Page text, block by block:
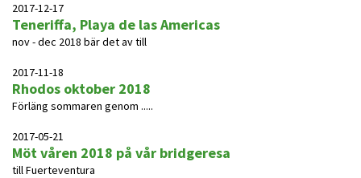
2017-12-17
Teneriffa, Playa de las Americas
nov - dec 2018 bär det av till
2017-11-18
Rhodos oktober 2018
Förläng sommaren genom .....
2017-05-21
Möt våren 2018 på vår bridgeresa
till Fuerteventura